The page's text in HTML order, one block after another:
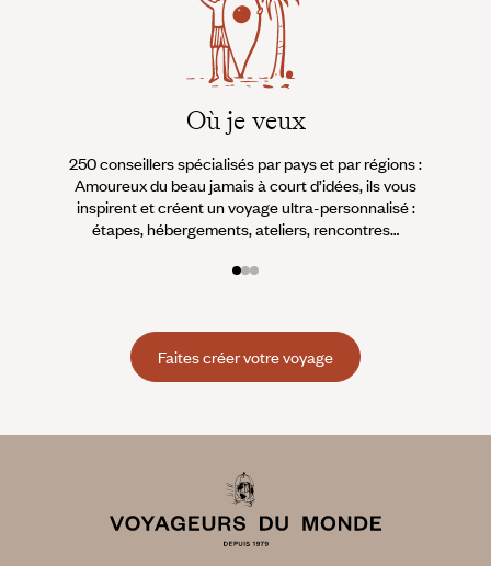
Où je veux
250 conseillers spécialisés par pays et par régions :
Amoureux du beau jamais à court d’idées, ils vous
inspirent et créent un voyage ultra-personnalisé :
étapes, hébergements, ateliers, rencontres…
Faites créer votre voyage